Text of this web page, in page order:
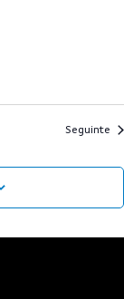
Seguinte